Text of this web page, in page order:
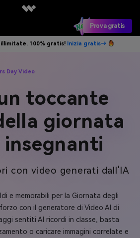
Prova gratis
illimitate. 100% gratis! Inizia gratis→
Day Video
toccante
giornata
con video generati dall'IA
e memorabili per la Giornata degli
con il generatore di Video AI di
sentiti AI ricordi in classe, basta
o caricare immagini correlate e